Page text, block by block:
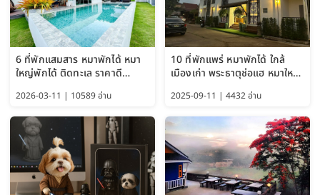
6 ที่พักแสมสาร หมาพักได้ หมา
ใหญ่พักได้ ติดทะเล ราคาดี
2026-03-11 | 10589 อ่าน
10 ที่พักแพร่ หมาพักได้ ใกล้
เมืองเก่า พระธาตุช่อแฮ หมาใหญ่
2025-09-11 | 4432 อ่าน